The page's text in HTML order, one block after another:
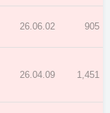
26.06.02 905
26.04.09 1,451